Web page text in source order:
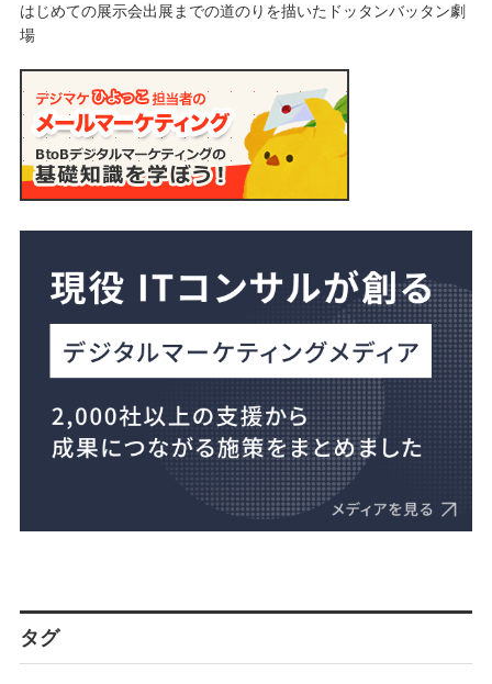
はじめての展示会出展までの道のりを描いたドッタンバッタン劇
場
タグ